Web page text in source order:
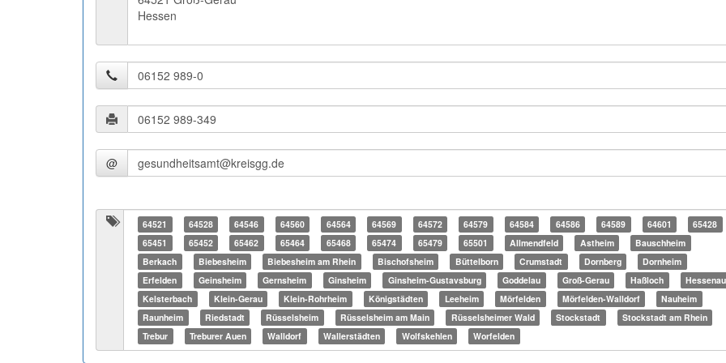
Hessen
@
64521 64528 64546 64560 64564 64569 64572 64579 64584 64586 64589 64601
65428
65451
65452 65462 65464 65468 65474 65479 65501 Allmendfeld Astheim
Bauschheim
Berkach
Biebesheim Biebesheim am Rhein Bischofsheim Büttelborn Crumstadt Dornberg
Dornheim
Erfelden
Geinsheim Gernsheim Ginsheim Ginsheim-Gustavsburg Goddelau Groß-Gerau Haßloch
Kelsterbach
Klein-Gerau Klein-Rohrheim Königstädten Leeheim Mörfelden Mörfelden-Walldorf
Nauheim
Raunheim
Riedstadt Rüsselsheim Rüsselsheim am Main Rüsselsheimer Wald Stockstadt
Stockstadt am Rhein
Trebur
Treburer Auen Walldorf Wallerstädten Wolfskehlen Worfelden